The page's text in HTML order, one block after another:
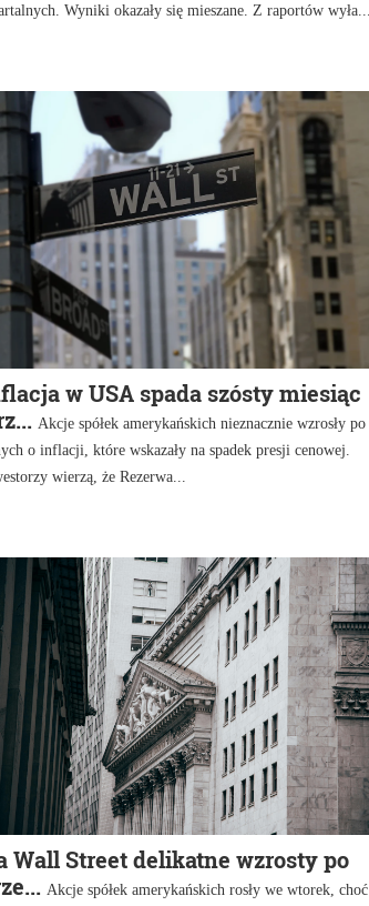
Wyniki okazały się mieszane. Z raportów wyła...
w USA spada szósty miesiąc
Akcje spółek amerykańskich nieznacznie wzrosły po
o inflacji, które wskazały na spadek presji cenowej.
wierzą, że Rezerwa...
Wall Street delikatne wzrosty po
Akcje spółek amerykańskich rosły we wtorek, choć